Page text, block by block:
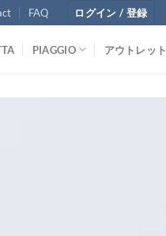
FAQ ログイン / 登録
PIAGGIO アウトレット